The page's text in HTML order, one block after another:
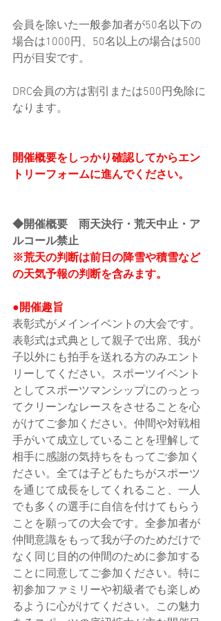
会員を除いた一般参加者が50名以下の
場合は1000円、50名以上の場合は500
円が目安です。
DRC会員の方は割引または500円免除に
なります。
開催概要をしっかり確認してからエン
トリーフォームに進んでください。
◆開催概要　雨天決行・荒天中止・ア
ルコール禁止
※荒天の判断は前日の降雪や積雪など
の天気予報の判断を含みます。
●開催趣旨
表彰式がメインイベントの大会です。
表彰式は式典として親子で出席、我が
子以外にも拍手を送れる方のみエント
リーしてください。スポーツイベント
としてスポーツマンシップにのっとっ
てクリーンなレースをさせることを心
がけてご参加ください。仲間や対戦相
手がいて成立していることを理解して
相手に感謝の気持ちをもってご参加く
ださい。全ては子どもたちがスポーツ
を通じて成長をしてくれること、一人
でも多くの選手に自信を付けてもらう
ことを願っての大会です。全参加者が
仲間意識をもって我が子のためだけで
なく同じ目的の仲間のために参加する
ことに同意してご参加ください。特に
初参加ファミリーや初級者でも楽しめ
るように心がけてください。この魅力